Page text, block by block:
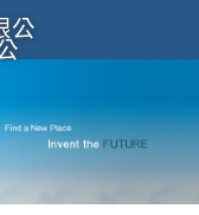
公